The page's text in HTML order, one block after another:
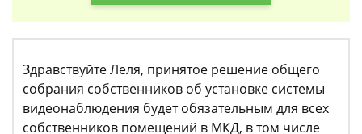
Здравствуйте Леля, принятое решение общего
собрания собственников об установке системы
видеонаблюдения будет обязательным для всех
собственников помещений в МКД, в том числе